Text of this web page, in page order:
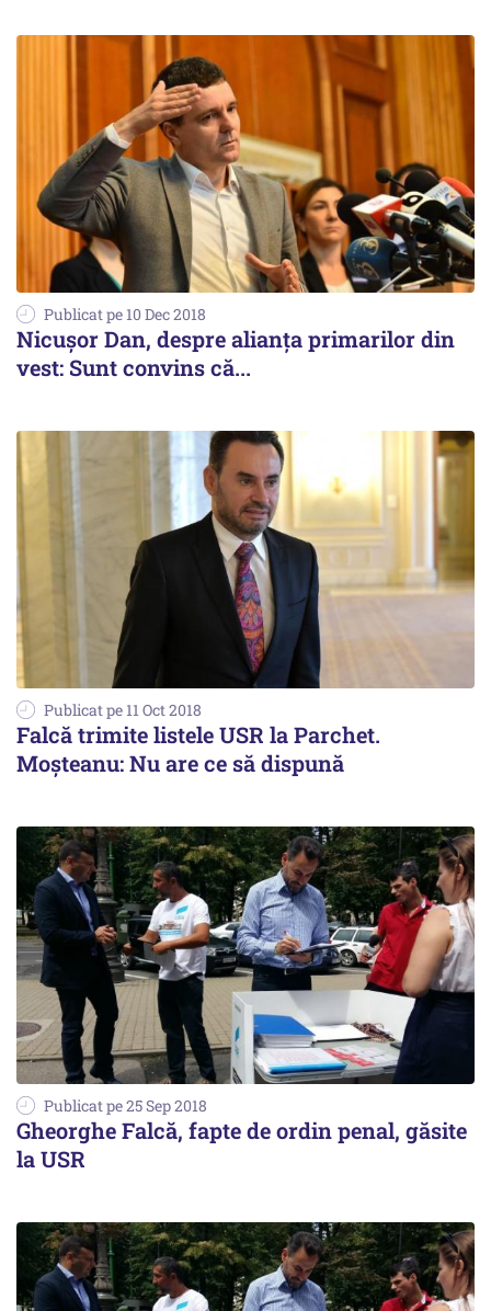
Publicat pe 10 Dec 2018
Nicușor Dan, despre alianța primarilor din
vest: Sunt convins că...
Publicat pe 11 Oct 2018
Falcă trimite listele USR la Parchet.
Moşteanu: Nu are ce să dispună
Publicat pe 25 Sep 2018
Gheorghe Falcă, fapte de ordin penal, găsite
la USR